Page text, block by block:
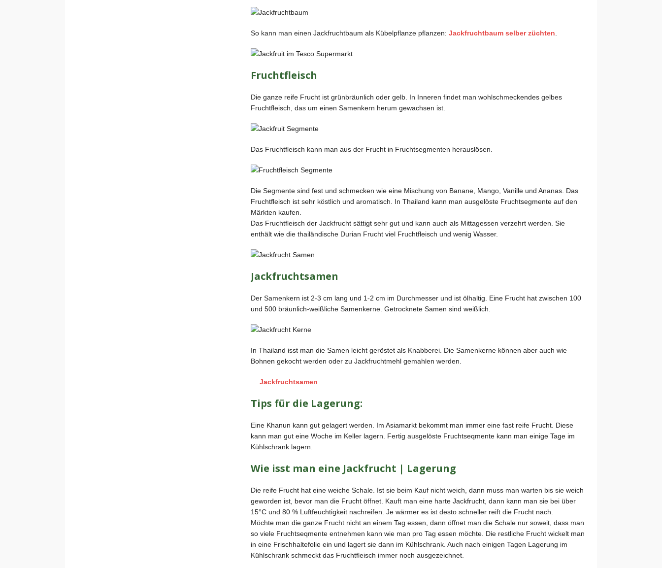
So kann man einen Jackfruchtbaum als Kübelpflanze pflanzen: Jackfruchtbaum selber züchten
Fruchtfleisch
Die ganze reife Frucht ist grünbräunlich oder gelb. In Inneren findet man wohlschmeckendes gelbes
Fruchtfleisch, das um einen Samenkern herum gewachsen ist.
Das Fruchtfleisch kann man aus der Frucht in Fruchtsegmenten herauslösen.
Die Segmente sind fest und schmecken wie eine Mischung von Banane, Mango, Vanille und Ananas. Das
Fruchtfleisch ist sehr köstlich und aromatisch. In Thailand kann man ausgelöste Fruchtsegmente auf den
Märkten kaufen.
Das Fruchtfleisch der Jackfrucht sättigt sehr gut und kann auch als Mittagessen verzehrt werden. Sie
enthält wie die thailändische Durian Frucht viel Fruchtfleisch und wenig Wasser.
Jackfruchtsamen
Der Samenkern ist 2-3 cm lang und 1-2 cm im Durchmesser und ist ölhaltig. Eine Frucht hat zwischen 100
und 500 bräunlich-weißliche Samenkerne. Getrocknete Samen sind weißlich.
In Thailand isst man die Samen leicht geröstet als Knabberei. Die Samenkerne können aber auch wie
Bohnen gekocht werden oder zu Jackfruchtmehl gemahlen werden.
Jackfruchtsamen
Tips für die Lagerung:
Eine Khanun kann gut gelagert werden. Im Asiamarkt bekommt man immer eine fast reife Frucht. Diese
kann man gut eine Woche im Keller lagern. Fertig ausgelöste Fruchtseqmente kann man einige Tage im
Kühlschrank lagern.
Wie isst man eine Jackfrucht | Lagerung
Die reife Frucht hat eine weiche Schale. Ist sie beim Kauf nicht weich, dann muss man warten bis sie weich
geworden ist, bevor man die Frucht öffnet. Kauft man eine harte Jackfrucht, dann kann man sie bei über
15°C und 80 % Luftfeuchtigkeit nachreifen. Je wärmer es ist desto schneller reift die Frucht nach.
Möchte man die ganze Frucht nicht an einem Tag essen, dann öffnet man die Schale nur soweit, dass man
so viele Fruchtseqmente entnehmen kann wie man pro Tag essen möchte. Die restliche Frucht wickelt man
in eine Frischhaltefolie ein und lagert sie dann im Kühlschrank. Auch nach einigen Tagen Lagerung im
Kühlschrank schmeckt das Fruchtfleisch immer noch ausgezeichnet.